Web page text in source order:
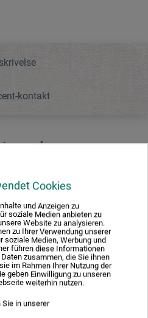
Cookies
und Anzeigen zu
soziale Medien anbieten zu
Website zu analysieren.
zu Ihrer Verwendung unserer
soziale Medien, Werbung und
führen diese Informationen
zusammen, die Sie ihnen
im Rahmen Ihrer Nutzung der
geben Einwilligung zu unseren
weiterhin nutzen.
in unserer
kontakt
med bomberet form er
slagmetal på med og til at
Penslen fås i to størrelser.
kontakt